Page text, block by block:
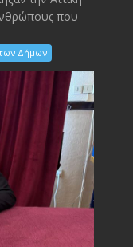
που
Δήμων